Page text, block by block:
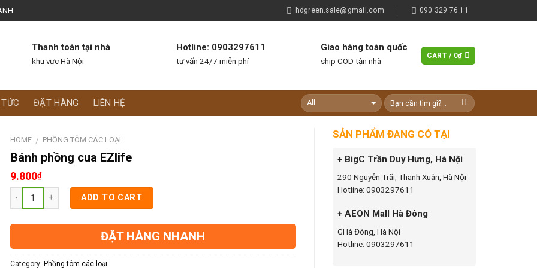
hdgreen.sale@gmail.com 090 329 76 11
Thanh toán tại nhà
khu vực Hà Nội
Hotline: 0903297611
tư vấn 24/7 miễn phí
Giao hàng toàn quốc
ship COD tận nhà
CART / 0₫
ĐẶT HÀNG LIÊN HỆ
HOME / PHỒNG TÔM CÁC LOẠI
Bánh phồng cua EZlife
9.800₫
ADD TO CART
ĐẶT HÀNG NHANH
Category: Phồng tôm các loại
SẢN PHẨM ĐANG CÓ TẠI
+ BigC Trần Duy Hưng, Hà Nội
290 Nguyễn Trãi, Thanh Xuân, Hà Nội
Hotline: 0903297611
+ AEON Mall Hà Đông
GHà Đông, Hà Nội
Hotline: 0903297611